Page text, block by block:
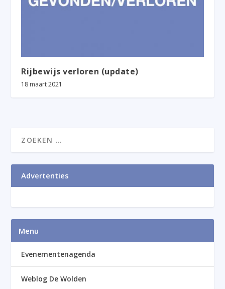
Rijbewijs verloren (update)
18 maart 2021
Advertenties
Menu
Evenementenagenda
Weblog De Wolden